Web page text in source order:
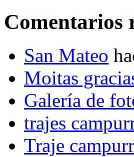
Comentarios
San Mateo
Moitas
Galería de
trajes
Traje